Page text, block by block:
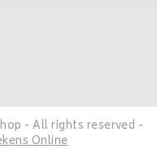
- All rights reserved -
Online